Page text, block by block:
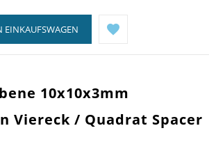
EINKAUFSWAGEN
10x10x3mm
Viereck / Quadrat Spacer